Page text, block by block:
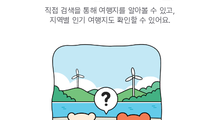
SNS를 통한 간편 가입으로 한국관광공사에서
제공하는 다양한 혜택을 누려보세요.
033-738-3000 (유료, 평일 09시~18시)
202-81-50707
제2009-서울중구-1234호